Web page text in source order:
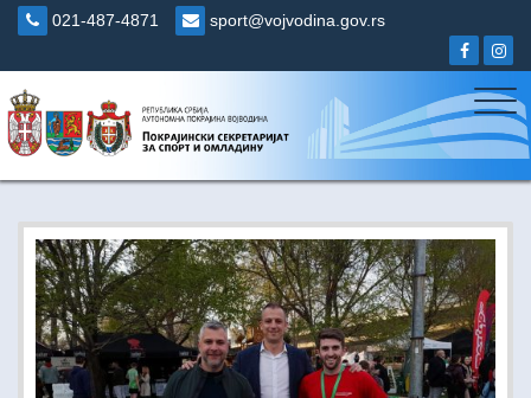
Skip
021-487-4871 sport@vojvodina.gov.rs